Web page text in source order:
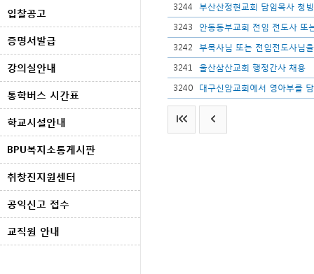
입찰공고
증명서발급
강의실안내
통학버스 시간표
학교시설안내
BPU복지소통게시판
취창진지원센터
공익신고 접수
교직원 안내
3244
부산산정현교회 담임목사 청
3243
안동동부교회 전임 전도사 또
3242
부목사님 또는 전임전도사님
3241
울산삼산교회 행정간사 채용
3240
대구신암교회에서 영아부를